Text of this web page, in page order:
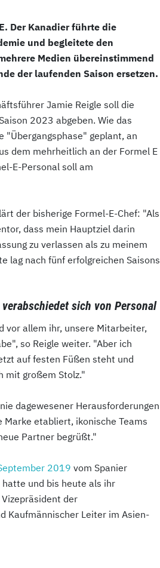
Der Kanadier führte die
und begleitete den
Medien übereinstimmend
der laufenden Saison ersetzen.
Jamie Reigle soll die
2023 abgeben. Wie das
"Übergangsphase" geplant, an
dem mehrheitlich an der Formel E
E-Personal soll am
der bisherige Formel-E-Chef: "Als
dass mein Hauptziel darin
zu verlassen als zu meinem
lag nach fünf erfolgreichen Saisons
sich von Personal
vor allem ihr, unsere Mitarbeiter,
so Reigle weiter. "Aber ich
auf festen Füßen steht und
mit großem Stolz."
dagewesener Herausforderungen
etabliert, ikonische Teams
Partner begrüßt."
2019 vom Spanier
hatte und bis heute als ihr
der
Kaufmännischer Leiter im Asien-